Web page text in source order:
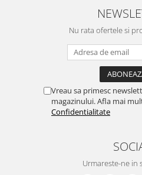
Nu rata ofertele si
Vreau sa primesc
magazinului. Afla mai
Confidentialitate
Urmareste-ne in